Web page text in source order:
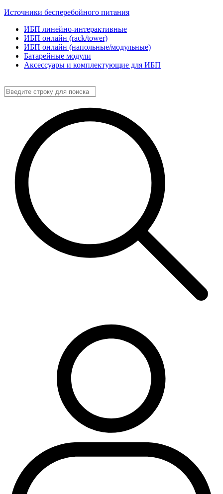
Источники бесперебойного питания
ИБП линейно-интерактивные
ИБП онлайн (rack/tower)
ИБП онлайн (напольные/модульные)
Батарейные модули
Аксессуары и комплектующие для ИБП